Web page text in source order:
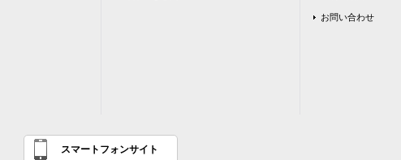
お問い合わせ
スマートフォンサイト